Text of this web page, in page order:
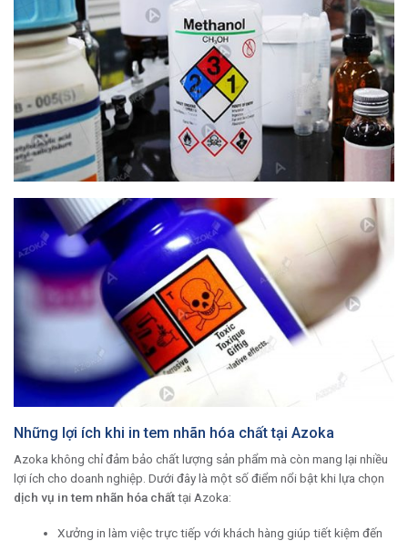
Những lợi ích khi in tem nhãn hóa chất tại Azoka
Azoka không chỉ đảm bảo chất lượng sản phẩm mà còn mang lại nhiều
lợi ích cho doanh nghiệp. Dưới đây là một số điểm nổi bật khi lựa chọn
dịch vụ in tem nhãn hóa chấttại Azoka:
Xưởng in làm việc trực tiếp với khách hàng giúp tiết kiệm đến